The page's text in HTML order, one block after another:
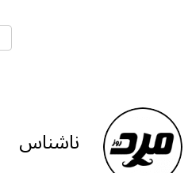
ناشناس